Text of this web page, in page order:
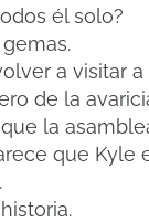
él solo?
a visitar a
de la
la
que Kyle